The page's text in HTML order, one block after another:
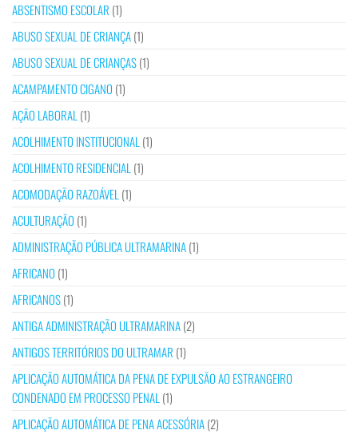
ABSENTISMO ESCOLAR (1)
ABUSO SEXUAL DE CRIANÇA(1)
ABUSO SEXUAL DE CRIANÇAS(1)
ACAMPAMENTO CIGANO (1)
AÇÃO LABORAL (1)
ACOLHIMENTO INSTITUCIONAL (1)
ACOLHIMENTO RESIDENCIAL (1)
ACOMODAÇÃO RAZOÁVEL (1)
ACULTURAÇÃO (1)
ADMINISTRAÇÃO PÚBLICA ULTRAMARINA(1)
AFRICANO (1)
AFRICANOS(1)
ANTIGA ADMINISTRAÇÃO ULTRAMARINA(2)
ANTIGOS TERRITÓRIOS DO ULTRAMAR (1)
APLICAÇÃO AUTOMÁTICA DA PENA DE EXPULSÃO AO ESTRANGEIRO
CONDENADO EM PROCESSO PENAL (1)
APLICAÇÃO AUTOMÁTICA DE PENA ACESSÓRIA(2)